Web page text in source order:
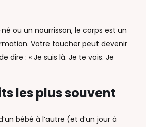
ou un nourrisson, le corps est un
Votre toucher peut devenir
dire : « Je suis là. Je te vois. Je
les plus souvent
bébé à l’autre (et d’un jour à